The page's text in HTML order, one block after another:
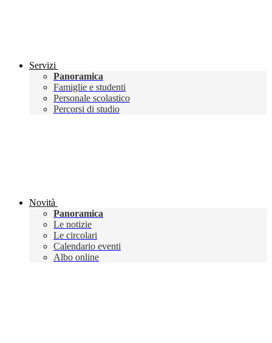
Servizi
Panoramica
Famiglie e studenti
Personale scolastico
Percorsi di studio
Novità
Panoramica
Le notizie
Le circolari
Calendario eventi
Albo online